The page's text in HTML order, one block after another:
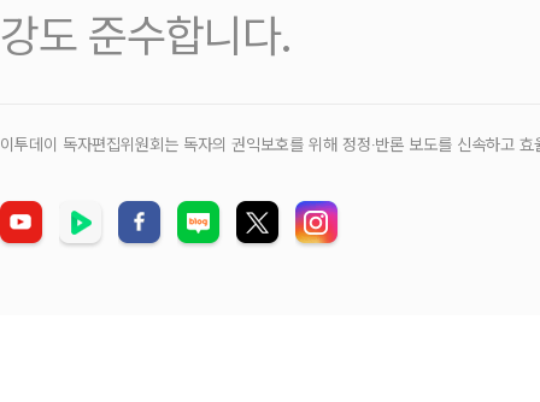
강도 준수합니다.
이투데이 독자편집위원회는 독자의 권익보호를 위해 정정‧반론 보도를 신속하고